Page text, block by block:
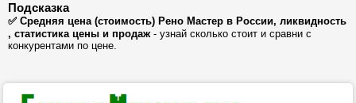
Подсказка
✅ Средняя цена (стоимость) Рено Мастер в России, ликвидность
, статистика цены и продаж- узнай сколько стоит и сравни с
конкурентами по цене.